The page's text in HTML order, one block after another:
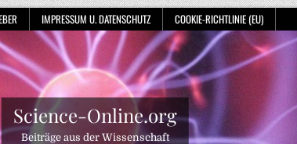
IMPRESSUM U. DATENSCHUTZ COOKIE-RICHTLINIE (EU)
Science-Online.org
Beiträge aus der Wissenschaft